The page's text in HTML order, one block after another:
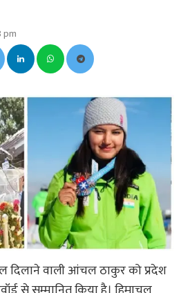
pm
दिलाने वाली आंचल ठाकुर को प्रदेश